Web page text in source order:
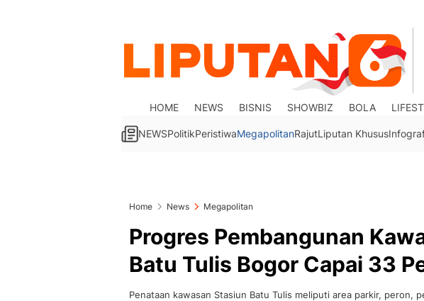
HOME NEWS BISNIS SHOWBIZ BOLA
NEWSPolitikPeristiwaMegapolitanRajutLiputan Khusus
Home News Megapolitan
Progres Pembangunan
Batu Tulis Bogor Capai 33
Penataan kawasan Stasiun Batu Tulis meliputi area parkir, peron,